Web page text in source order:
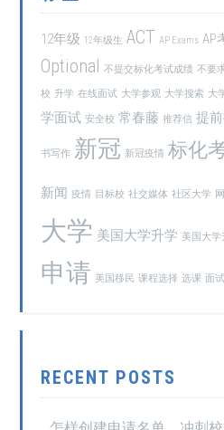
12年级 12年级生 ACT AP Exams AP
Optional 不提交标化考试成绩 不要
校 升学 在线面试 大学参观 大学搜索 大
学面试 安全校 常春藤 推荐信 提
书写作 新冠 新冠疫情 标化
新闻 疫情 目标校 社交媒体 社区大学
大学 美国大学升学 美国大学
申请 美国移民 课程选择 选课 面
RECENT POSTS